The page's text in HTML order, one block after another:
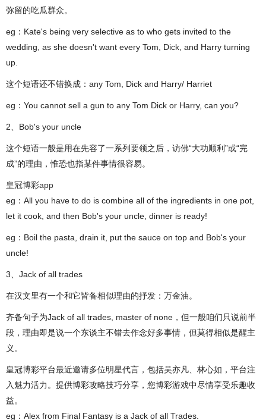
弥留的吃瓜群众。
eg：Kate's being very selective as to who gets invited to the
wedding, as she doesn't want every Tom, Dick, and Harry turning
up.
这个短语还不错换成：any Tom, Dick and Harry/ Harriet
eg：You cannot sell a gun to any Tom Dick or Harry, can you?
2、Bob's your uncle
这个短语一般是用在先容了一系列要领之后，访佛“大功顺利”或“完
成”的理由，惟恐也指某件事情很容易。
皇冠博彩app
eg：All you have to do is combine all of the ingredients in one pot,
let it cook, and then Bob's your uncle, dinner is ready!
eg：Boil the pasta, drain it, put the sauce on top and Bob's your
uncle!
3、Jack of all trades
在汉文里有一个和它皆备相似理由的抒发：万金油。
齐备句子为Jack of all trades, master of none，但一般咱们只说前半
段，理由即是说一个东谈主不错去作念好多事情，但莫得相似是醒主
义。
皇冠博彩平台最近邀请多位明星代言，包括吴亦凡、林心如，平台注
入魅力活力。提供博彩攻略技巧分享，您博彩游戏中尽情享受乐趣收
益。
eg：Alex from Final Fantasy is a Jack of all Trades.